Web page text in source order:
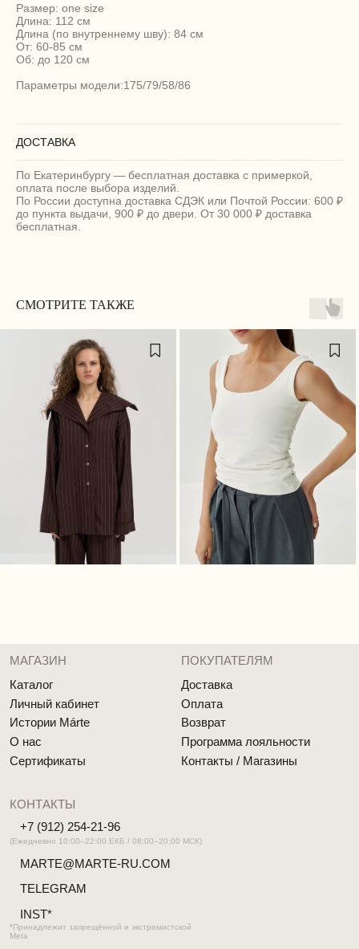
Размер: one size
Длина: 112 см
Длина (по внутреннему шву): 84 см
От: 60-85 см
Об: до 120 см
Параметры модели:175/79/58/86
ДОСТАВКА
По Екатеринбургу — бесплатная доставка с примеркой,
оплата после выбора изделий.
По России доступна доставка СДЭК или Почтой России: 600 ₽
до пункта выдачи, 900 ₽ до двери. От 30 000 ₽ доставка
бесплатная.
СМОТРИТЕ ТАКЖЕ
Личный кабинет
Истории Márte
Сертификаты
Оплата
Возврат
Программа лояльности
Контакты / Магазины
+7 (912) 254-21-96
MARTE@MARTE-RU.COM
TELEGRAM
КОНТАКТЫ
(Ежедневно 10:00–22:00 ЕКБ / 08:00–20:00 МСК)
*Принадлежит запрещённой и экстремистской
Политика обработки персональных данных
ДОКУМЕНТЫ
Разработка сайта
MÁRTE © 2026 Все права защищены